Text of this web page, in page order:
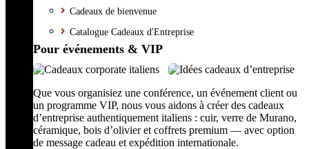
Cadeaux de bienvenue
Catalogue Cadeaux d'Entreprise
Pour événements & VIP
Que vous organisiez une conférence, un événement client ou
un programme VIP, nous vous aidons à créer des cadeaux
d’entreprise authentiquement italiens : cuir, verre de Murano,
céramique, bois d’olivier et coffrets premium — avec option
de message cadeau et expédition internationale.